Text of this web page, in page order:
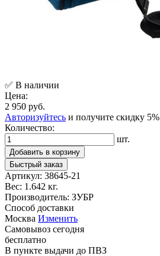
✅ В наличии
Цена:
2 950 руб.
Авторизуйтесь и получите скидку
Количество:
шт.
Добавить в корзину
Быстрый заказ
Артикул: 38645-21
Вес: 1.642 кг.
Производитель: ЗУБР
Способ доставки
Москва Изменить
Самовывоз сегодня
бесплатно
В пункте выдачи до ПВЗ